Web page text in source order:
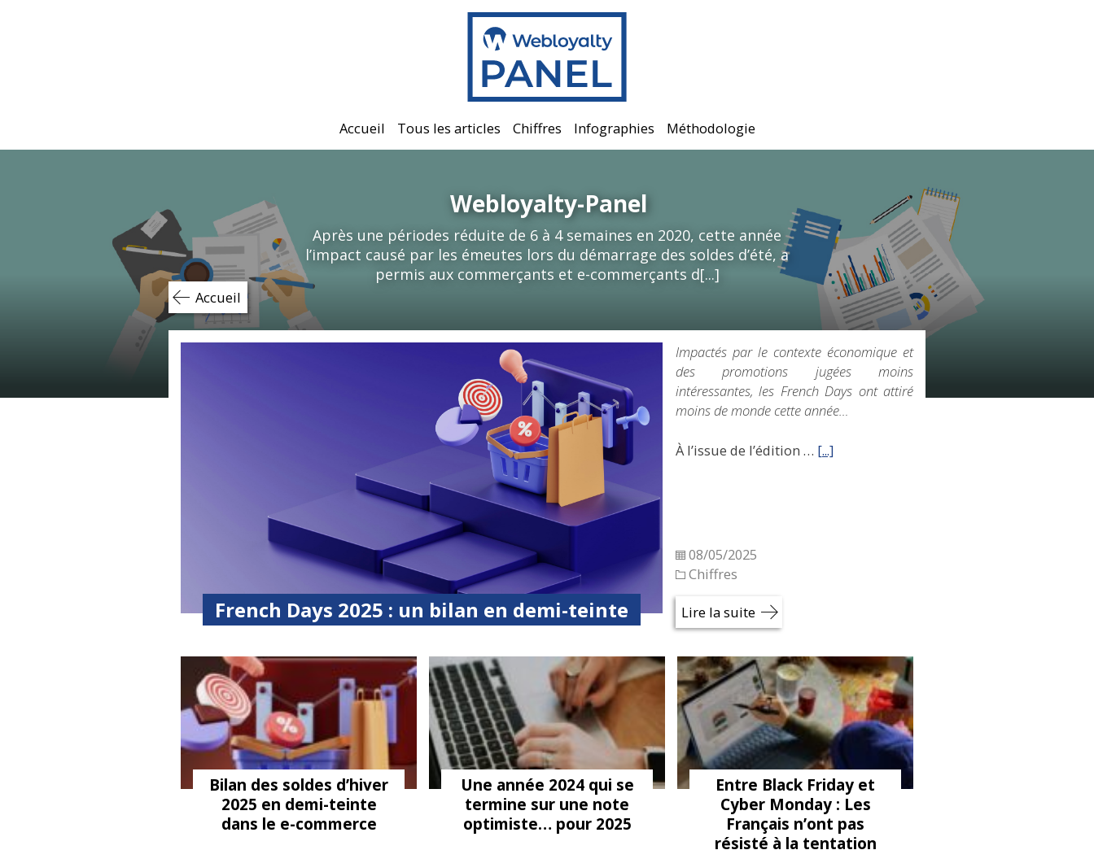
Accueil Tous les articles Chiffres Infographies Méthodologie
Webloyalty-Panel
Après une périodes réduite de 6 à 4 semaines en 2020, cette année
l’impact causé par les émeutes lors du démarrage des soldes d’été, a
permis aux commerçants et e-commerçants d[...]
Accueil
French Days 2025 : un bilan en demi-teinte
Impactés par le contexte économique et
des promotions jugées moins
intéressantes, les French Days ont attiré
moins de monde cette année…
À l’issue de l’édition … [...]
08/05/2025
Chiffres
Lire la suite
Bilan des soldes d’hiver
2025 en demi-teinte
dans le e-commerce
Une année 2024 qui se
termine sur une note
optimiste… pour 2025
Entre Black Friday et
Cyber Monday : Les
Français n’ont pas
résisté à la tentation